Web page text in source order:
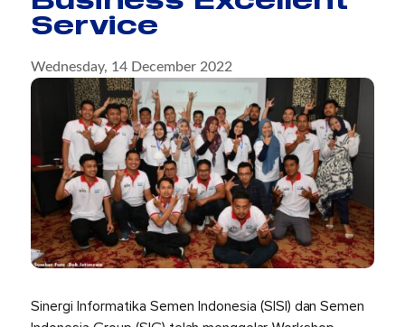
Service
Wednesday, 14 December 2022
Sinergi Informatika Semen Indonesia (SISI) dan Semen